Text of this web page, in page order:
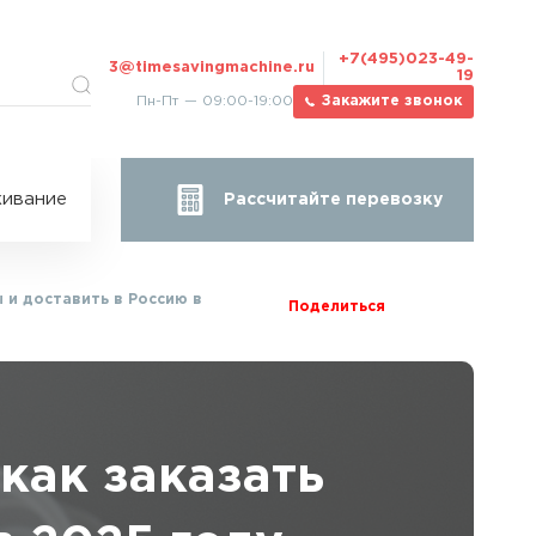
3@timesavingmachine.ru
+7(495)023-49-
19
Пн-Пт — 09:00-19:00
Закажите звонок
Рассчитайте перевозку
и доставить в Россию в
Поделиться
заказать